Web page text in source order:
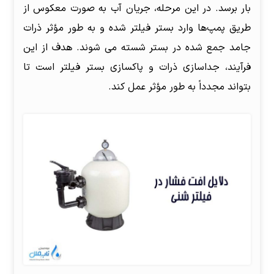
بار برسد. در این مرحله، جریان آب به صورت معکوس از
طریق پمپ‌ها وارد بستر فیلتر شده و به طور مؤثر ذرات
جامد جمع شده در بستر شسته می شوند. هدف از این
فرآیند، جداسازی ذرات و پاکسازی بستر فیلتر است تا
بتواند مجدداً به طور مؤثر عمل کند.